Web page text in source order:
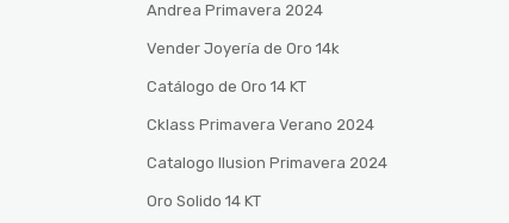
Andrea Primavera 2024
Vender Joyería de Oro 14k
Catálogo de Oro 14 KT
Cklass Primavera Verano 2024
Catalogo Ilusion Primavera 2024
Oro Solido 14 KT